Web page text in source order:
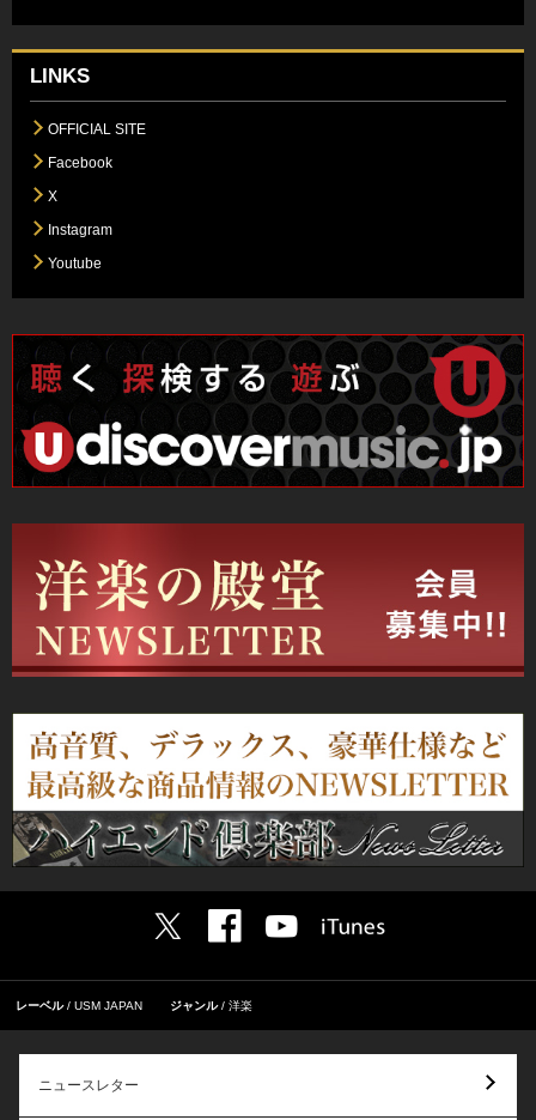
LINKS
OFFICIAL SITE
Facebook
X
Instagram
Youtube
レーベル USM JAPAN ジャンル 洋楽
ニュースレター